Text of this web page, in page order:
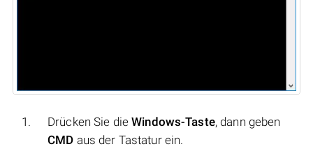
Drücken Sie dieWindows-Taste, dann geben
CMD aus der Tastatur ein.